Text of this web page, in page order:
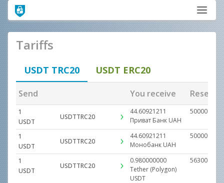
Tariffs
USDT TRC20 USDT ERC20
Send You receive Reserve
1
USDT
USDTTRC20
44.60921211
Приват Банк UAH
1
USDT
USDTTRC20
44.60921211
Монобанк UAH
1
USDT
USDTTRC20
0.980000000
Tether (Polygon)
USDT